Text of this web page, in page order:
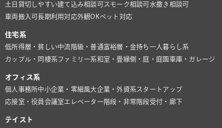
土日貸切しやすい建て込み相談可 スモーク相談可 水撒き相談可
車両搬入可長期利用対応外観OKペット対応
住宅系
低所得層・貧しい中流階級・普通富裕層・金持ち 一人暮らし系
カップル・同棲系ファミリー系和室・畳縁側・庭・庭園 車庫・ガレージ
オフィス系
個人事務所中小企業・零細風大企業・外資系スタートアップ
応接室・役員会議室 エレベーター 階段・非常階段受付・廊下
テイスト